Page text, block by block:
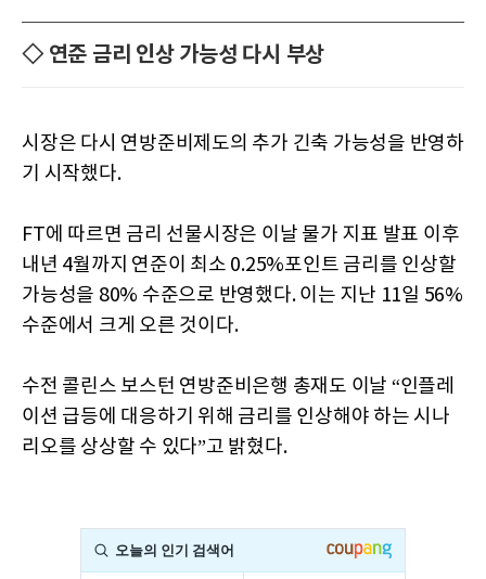
◇ 연준 금리 인상 가능성 다시 부상
시장은 다시 연방준비제도의 추가 긴축 가능성을 반영하
기 시작했다.
FT에 따르면 금리 선물시장은 이날 물가 지표 발표 이후
내년 4월까지 연준이 최소 0.25%포인트 금리를 인상할
가능성을 80% 수준으로 반영했다. 이는 지난 11일 56%
수준에서 크게 오른 것이다.
수전 콜린스 보스턴 연방준비은행 총재도 이날 “인플레
이션 급등에 대응하기 위해 금리를 인상해야 하는 시나
리오를 상상할 수 있다”고 밝혔다.